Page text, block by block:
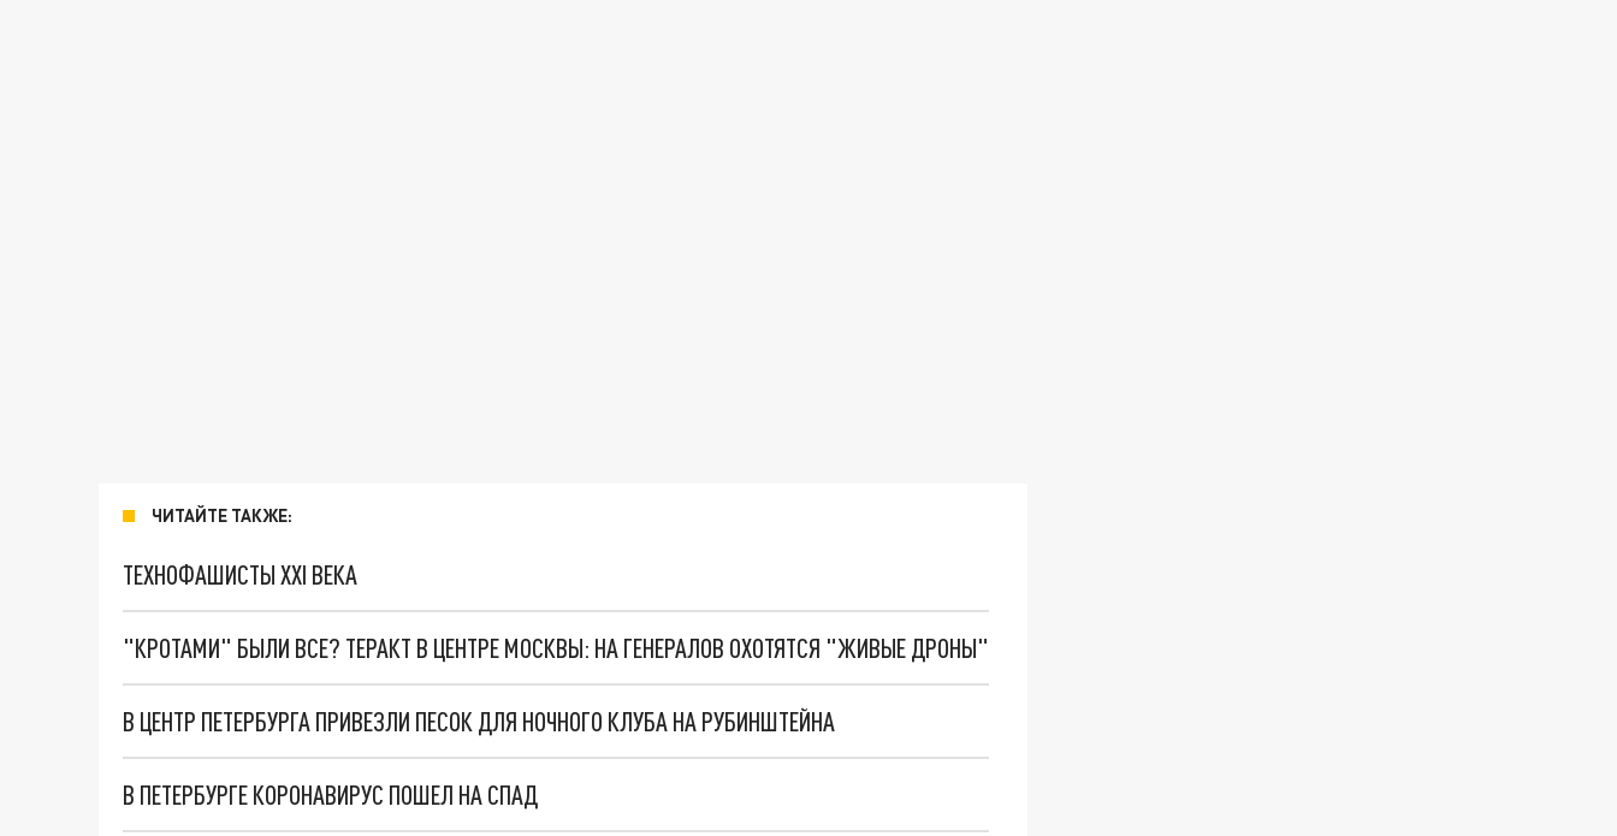
ЧИТАЙТЕ ТАКЖЕ:
ТЕХНОФАШИСТЫ XXI ВЕКА
"КРОТАМИ" БЫЛИ ВСЕ? ТЕРАКТ В ЦЕНТРЕ МОСКВЫ: НА ГЕНЕРАЛОВ ОХОТЯТСЯ "ЖИВЫЕ ДРОНЫ"
В ЦЕНТР ПЕТЕРБУРГА ПРИВЕЗЛИ ПЕСОК ДЛЯ НОЧНОГО КЛУБА НА РУБИНШТЕЙНА
В ПЕТЕРБУРГЕ КОРОНАВИРУС ПОШЕЛ НА СПАД